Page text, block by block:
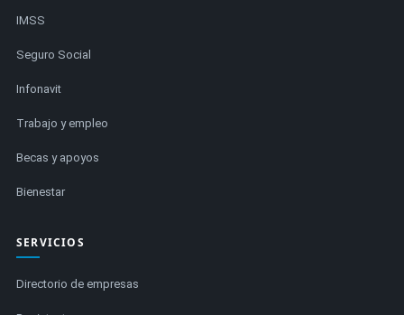
IMSS
Seguro Social
Infonavit
Trabajo y empleo
Becas y apoyos
Bienestar
SERVICIOS
Directorio de empresas